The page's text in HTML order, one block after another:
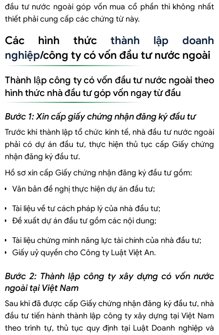
đầu tư nước ngoài góp vốn mua cổ phần thì không nhất
thiết phải cung cấp các chứng từ này.
Các hình thức thành lập doanh
nghiệp/công ty có vốn đầu tư nước ngoài
Thành lập công ty có vốn đầu tư nước ngoài theo
hình thức nhà đầu tư góp vốn ngay từ đầu
Bước 1: Xin cấp giấy chứng nhận đăng ký đầu tư
Trước khi thành lập tổ chức kinh tế, nhà đầu tư nước ngoài
phải có dự án đầu tư, thực hiện thủ tục cấp Giấy chứng
nhận đăng ký đầu tư.
Hồ sơ xin cấp Giấy chứng nhận đăng ký đầu tư gồm:
Văn bản đề nghị thực hiện dự án đầu tư;
Tài liệu về tư cách pháp lý của nhà đầu tư;
Đề xuất dự án đầu tư gồm các nội dung;
Tài liệu chứng minh năng lực tài chính của nhà đầu tư;
Giấy uỷ quyền cho Công ty Luật Việt An.
Bước 2: Thành lập công ty xây dựng có vốn nước
ngoài tại Việt Nam
Sau khi đã được cấp Giấy chứng nhận đăng ký đầu tư, nhà
đầu tư tiến hành thành lập công ty xây dựng tại Việt Nam
theo trình tự, thủ tục quy định tại Luật Doanh nghiệp và